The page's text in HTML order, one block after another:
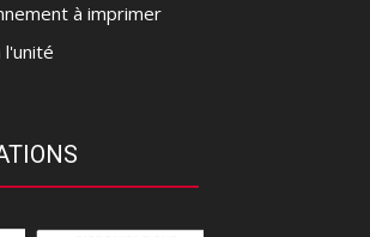
à imprimer
l'unité